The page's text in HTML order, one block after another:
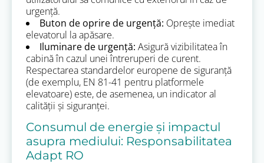
urgență.
Buton de oprire de urgență: Oprește imediat
elevatorul la apăsare.
Iluminare de urgență: Asigură vizibilitatea în
cabină în cazul unei întreruperi de curent.
Respectarea standardelor europene de siguranță
(de exemplu, EN 81-41 pentru platformele
elevatoare) este, de asemenea, un indicator al
calității și siguranței.
Consumul de energie și impactul
asupra mediului: Responsabilitatea
Adapt RO